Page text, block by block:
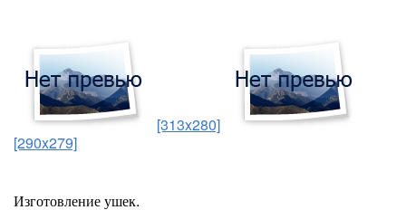
[313x280]
[290x279]
Изготовление ушек.